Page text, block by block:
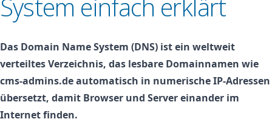
System einfach erklärt
Das Domain Name System (DNS) ist ein weltweit
verteiltes Verzeichnis, das lesbare Domainnamen wie
cms-admins.de automatisch in numerische IP-Adressen
übersetzt, damit Browser und Server einander im
Internet finden.